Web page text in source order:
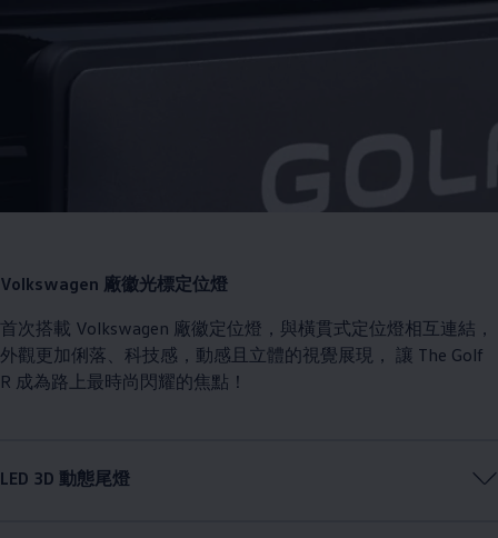
Volkswagen 廠徽光標定位燈
首次搭載 Volkswagen 廠徽定位燈，與橫貫式定位燈相互連結，
外觀更加俐落、科技感，動感且立體的視覺展現， 讓 The Golf
R 成為路上最時尚閃耀的焦點！
LED 3D 動態尾燈